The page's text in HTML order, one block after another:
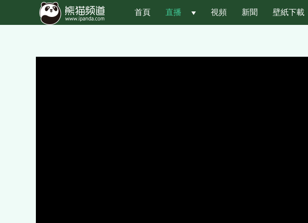
首頁 直播 視頻 新聞 壁紙下載